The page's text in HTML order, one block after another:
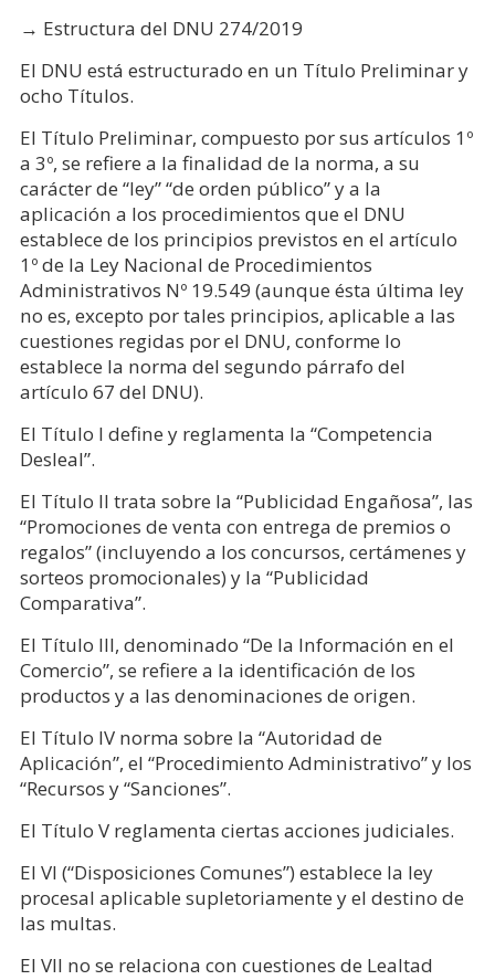
→ Estructura del DNU 274/2019
El DNU está estructurado en un Título Preliminar y
ocho Títulos.
El Título Preliminar, compuesto por sus artículos 1º
a 3º, se refiere a la finalidad de la norma, a su
carácter de “ley” “de orden público” y a la
aplicación a los procedimientos que el DNU
establece de los principios previstos en el artículo
1º de la Ley Nacional de Procedimientos
Administrativos Nº 19.549 (aunque ésta última ley
no es, excepto por tales principios, aplicable a las
cuestiones regidas por el DNU, conforme lo
establece la norma del segundo párrafo del
artículo 67 del DNU).
El Título I define y reglamenta la “Competencia
Desleal”.
El Título II trata sobre la “Publicidad Engañosa”, las
“Promociones de venta con entrega de premios o
regalos” (incluyendo a los concursos, certámenes y
sorteos promocionales) y la “Publicidad
Comparativa”.
El Título III, denominado “De la Información en el
Comercio”, se refiere a la identificación de los
productos y a las denominaciones de origen.
El Título IV norma sobre la “Autoridad de
Aplicación”, el “Procedimiento Administrativo” y los
“Recursos y “Sanciones”.
El Título V reglamenta ciertas acciones judiciales.
El VI (“Disposiciones Comunes”) establece la ley
procesal aplicable supletoriamente y el destino de
las multas.
El VII no se relaciona con cuestiones de Lealtad